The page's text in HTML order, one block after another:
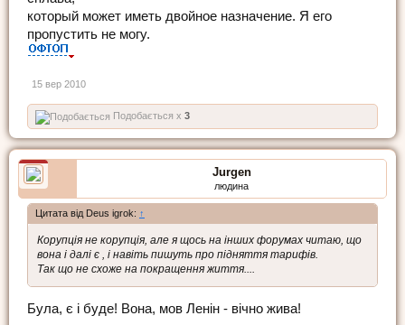
который может иметь двойное назначение. Я его
пропустить не могу.
15 вер 2010
Подобається x 3
Jurgen
людина
Цитата від Deus igrok: ↑
Корупція не корупція, але я щось на інших форумах читаю, що
вона і далі є , і навіть пишуть про підняття тарифів.
Так що не схоже на покращення життя....
Була, є і буде! Вона, мов Ленін - вічно жива!